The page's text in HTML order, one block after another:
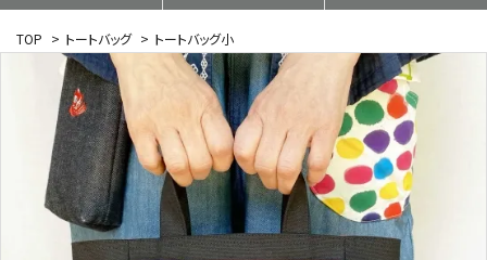
TOP > トートバッグ > トートバッグ小